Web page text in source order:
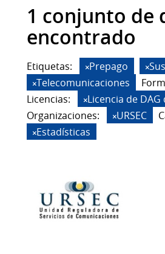
1 conjunto de
encontrado
Etiquetas: Prepago
Telecomunicaciones
Licencias:
Licencia de
Organizaciones:
URSEC
Estadísticas